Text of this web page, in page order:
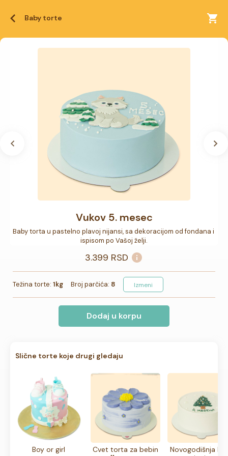
Baby torte
Vukov 5. mesec
Baby torta u pastelno plavoj nijansi, sa dekoracijom od fondana i
ispisom po Vašoj želji.
3.399 RSD
Težina torte: 1kg Broj parčića: 8 Izmeni
Dodaj u korpu
Slične torte koje drugi gledaju
Boy or girl
Cvet torta za bebin
Novogodišnja